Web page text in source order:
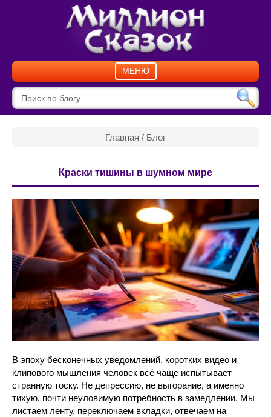
МЕНЮ
Главная / Блог
Краски тишины в шумном мире
В эпоху бесконечных уведомлений, коротких видео и
клипового мышления человек всё чаще испытывает
странную тоску. Не депрессию, не выгорание, а именно
тихую, почти неуловимую потребность в замедлении. Мы
листаем ленту, переключаем вкладки, отвечаем на